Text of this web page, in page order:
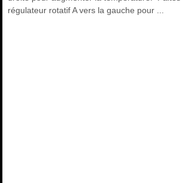
régulateur rotatif A vers la gauche pour ...